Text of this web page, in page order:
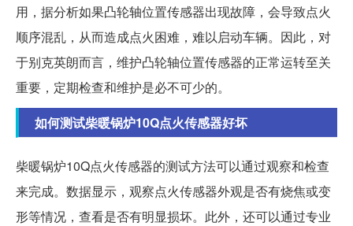
用，据分析如果凸轮轴位置传感器出现故障，会导致点火
顺序混乱，从而造成点火困难，难以启动车辆。因此，对
于别克英朗而言，维护凸轮轴位置传感器的正常运转至关
重要，定期检查和维护是必不可少的。
如何测试柴暖锅炉10Q点火传感器好坏
柴暖锅炉10Q点火传感器的测试方法可以通过观察和检查
来完成。数据显示，观察点火传感器外观是否有烧焦或变
形等情况，查看是否有明显损坏。此外，还可以通过专业